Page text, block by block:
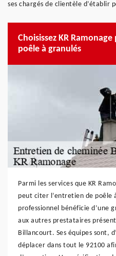
ses chargés de clientèle d’établir
Choisissez KR
poêle à granulés
Parmi les services que KR
peut citer l’entretien de poêle
professionnel bénéficie d’une
aux autres prestataires
Billancourt. Ses équipes sont,
déplacer dans tout le 92100